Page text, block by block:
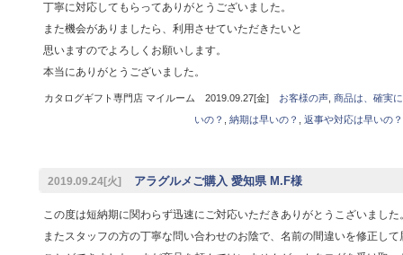
丁寧に対応してもらってありがとうございました。
また機会がありましたら、利用させていただきたいと
思いますのでよろしくお願いします。
本当にありがとうございました。
カタログギフト専門店 マイルーム 2019.09.27[金] お客様の声, 商品は、確実
いの？ , 納期は早いの？ , 返事や対応は早いの？
2019.09.24[火] アラグルメご購入 愛知県 M.F様
この度は短納期に関わらず迅速にご対応いただきありがとうこざいました
またスタッフの方の丁寧な問い合わせのお陰で、名前の間違いを修正して